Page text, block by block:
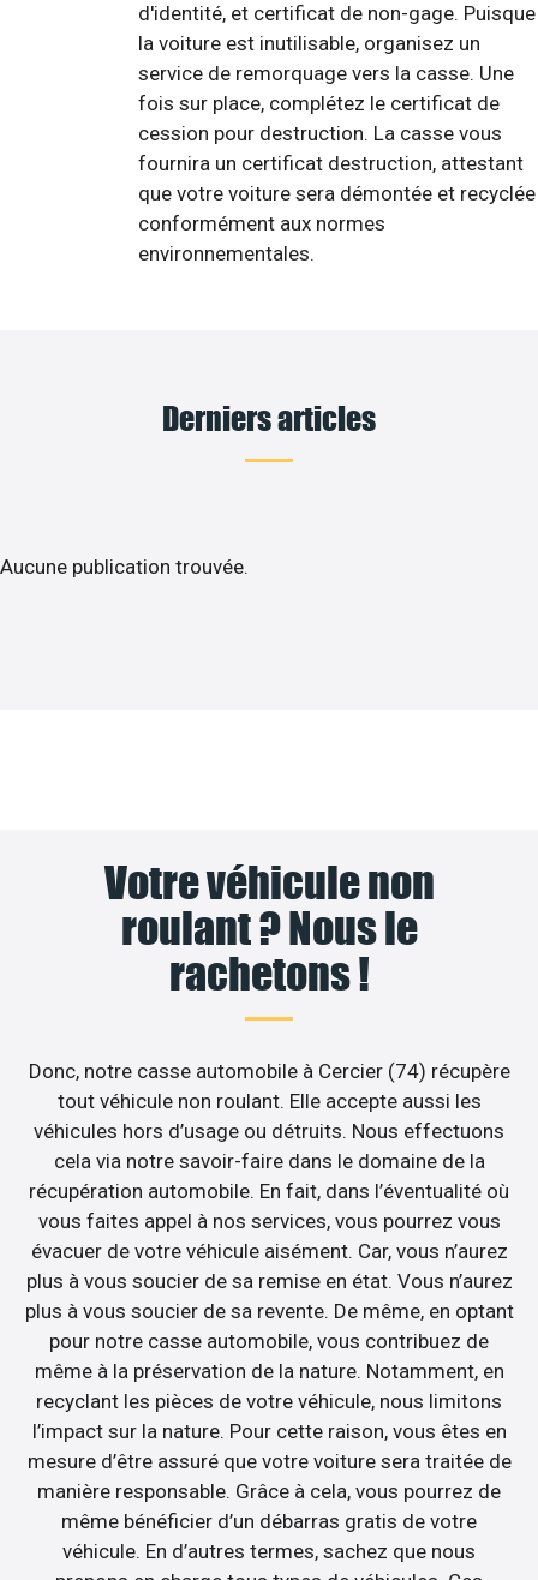
d'identité, et certificat de non-gage. Puisque
la voiture est inutilisable, organisez un
service de remorquage vers la casse. Une
fois sur place, complétez le certificat de
cession pour destruction. La casse vous
fournira un certificat destruction, attestant
que votre voiture sera démontée et recyclée
conformément aux normes
environnementales.
Derniers articles
Aucune publication trouvée.
Votre véhicule non
roulant ? Nous le
rachetons !
Donc, notre casse automobile à Cercier (74) récupère
tout véhicule non roulant. Elle accepte aussi les
véhicules hors d’usage ou détruits. Nous effectuons
cela via notre savoir-faire dans le domaine de la
récupération automobile. En fait, dans l’éventualité où
vous faites appel à nos services, vous pourrez vous
évacuer de votre véhicule aisément. Car, vous n’aurez
plus à vous soucier de sa remise en état. Vous n’aurez
plus à vous soucier de sa revente. De même, en optant
pour notre casse automobile, vous contribuez de
même à la préservation de la nature. Notamment, en
recyclant les pièces de votre véhicule, nous limitons
l’impact sur la nature. Pour cette raison, vous êtes en
mesure d’être assuré que votre voiture sera traitée de
manière responsable. Grâce à cela, vous pourrez de
même bénéficier d’un débarras gratis de votre
véhicule. En d’autres termes, sachez que nous